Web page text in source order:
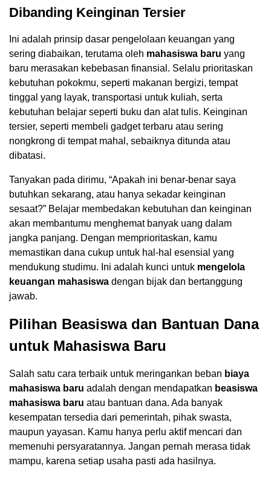
Dibanding Keinginan Tersier
Ini adalah prinsip dasar pengelolaan keuangan yang
sering diabaikan, terutama oleh mahasiswa baru yang
baru merasakan kebebasan finansial. Selalu prioritaskan
kebutuhan pokokmu, seperti makanan bergizi, tempat
tinggal yang layak, transportasi untuk kuliah, serta
kebutuhan belajar seperti buku dan alat tulis. Keinginan
tersier, seperti membeli gadget terbaru atau sering
nongkrong di tempat mahal, sebaiknya ditunda atau
dibatasi.
Tanyakan pada dirimu, “Apakah ini benar-benar saya
butuhkan sekarang, atau hanya sekadar keinginan
sesaat?” Belajar membedakan kebutuhan dan keinginan
akan membantumu menghemat banyak uang dalam
jangka panjang. Dengan memprioritaskan, kamu
memastikan dana cukup untuk hal-hal esensial yang
mendukung studimu. Ini adalah kunci untuk mengelola
keuangan mahasiswa dengan bijak dan bertanggung
jawab.
Pilihan Beasiswa dan Bantuan Dana
untuk Mahasiswa Baru
Salah satu cara terbaik untuk meringankan beban biaya
mahasiswa baru adalah dengan mendapatkan beasiswa
mahasiswa baru atau bantuan dana. Ada banyak
kesempatan tersedia dari pemerintah, pihak swasta,
maupun yayasan. Kamu hanya perlu aktif mencari dan
memenuhi persyaratannya. Jangan pernah merasa tidak
mampu, karena setiap usaha pasti ada hasilnya.